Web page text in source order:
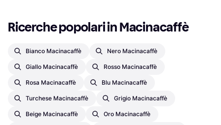
Ricerche popolari in Macinacaffè
Bianco Macinacaffè Nero Macinacaffè
Giallo Macinacaffè Rosso Macinacaffè
Rosa Macinacaffè Blu Macinacaffè
Turchese Macinacaffè Grigio Macinacaffè
Beige Macinacaffè Oro Macinacaffè